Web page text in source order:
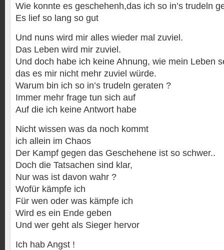
Wie konnte es geschehenh,das ich so in’s trudeln
Es lief so lang so gut
Und nuns wird mir alles wieder mal zuviel.
Das Leben wird mir zuviel.
Und doch habe ich keine Ahnung, wie mein Leben
das es mir nicht mehr zuviel würde.
Warum bin ich so in’s trudeln geraten ?
Immer mehr frage tun sich auf
Auf die ich keine Antwort habe
Nicht wissen was da noch kommt
ich allein im Chaos
Der Kampf gegen das Geschehene ist so schwer..
Doch die Tatsachen sind klar,
Nur was ist davon wahr ?
Wofür kämpfe ich
Für wen oder was kämpfe ich
Wird es ein Ende geben
Und wer geht als Sieger hervor
Ich hab Angst !